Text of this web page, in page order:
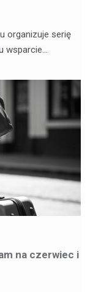
organizuje serię
wsparcie…
na czerwiec i